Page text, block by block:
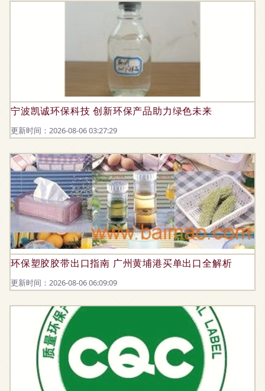
宁波凯诚环保科技 创新环保产品助力绿色未来
更新时间：2026-08-06 03:27:29
环保塑胶胶带出口指南 广州黄埔港买单出口全解析
更新时间：2026-08-06 06:09:09